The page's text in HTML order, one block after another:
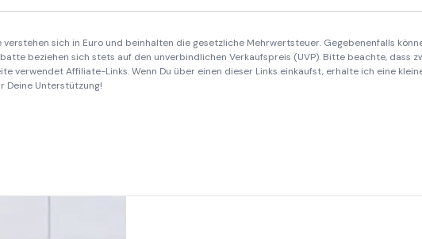
verstehen sich in Euro und beinhalten die gesetzliche Mehrwertsteuer. Gegebenenfalls
beziehen sich stets auf den unverbindlichen Verkaufspreis (UVP). Bitte beachte, dass
verwendet Affiliate-Links. Wenn Du über einen dieser Links einkaufst, erhalte ich eine
Deine Unterstützung!